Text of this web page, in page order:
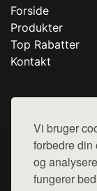
Vi bruger
forbedre din
og
fungerer
Forside
Produkter
Top Rabatter
Kontakt
Denne side er en
hjemmesider
diverse